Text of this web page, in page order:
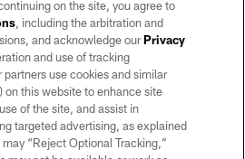
All rights reserved. No portion of this site
express written permission of the Las Vegas
Raiders.
PRIVACY POLICY
OF SERVICE
on the site, you agree to
, including the arbitration and
and acknowledge ourPrivacy
and use of tracking
use cookies and similar
on this website to enhance site
of the site, and assist in
targeted advertising, as explained
“Reject Optional Tracking,”